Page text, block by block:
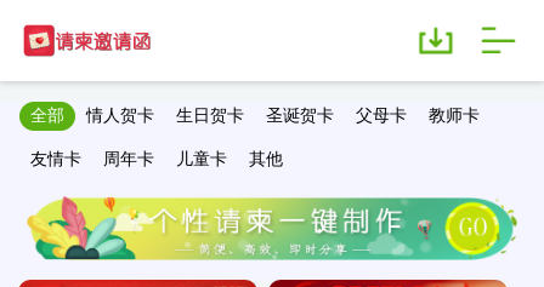
全部 情人贺卡 生日贺卡 圣诞贺卡 父母卡 教师卡
友情卡 周年卡 儿童卡 其他